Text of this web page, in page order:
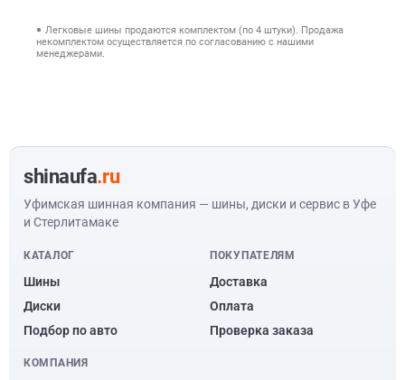
Легковые шины продаются комплектом (по 4 штуки). Продажа
некомплектом осуществляется по согласованию с нашими
менеджерами.
shinaufa.ru
Уфимская шинная компания — шины, диски и сервис в Уфе
и Стерлитамаке
КАТАЛОГ
Шины
Диски
Подбор по авто
ПОКУПАТЕЛЯМ
Доставка
Оплата
Проверка заказа
КОМПАНИЯ